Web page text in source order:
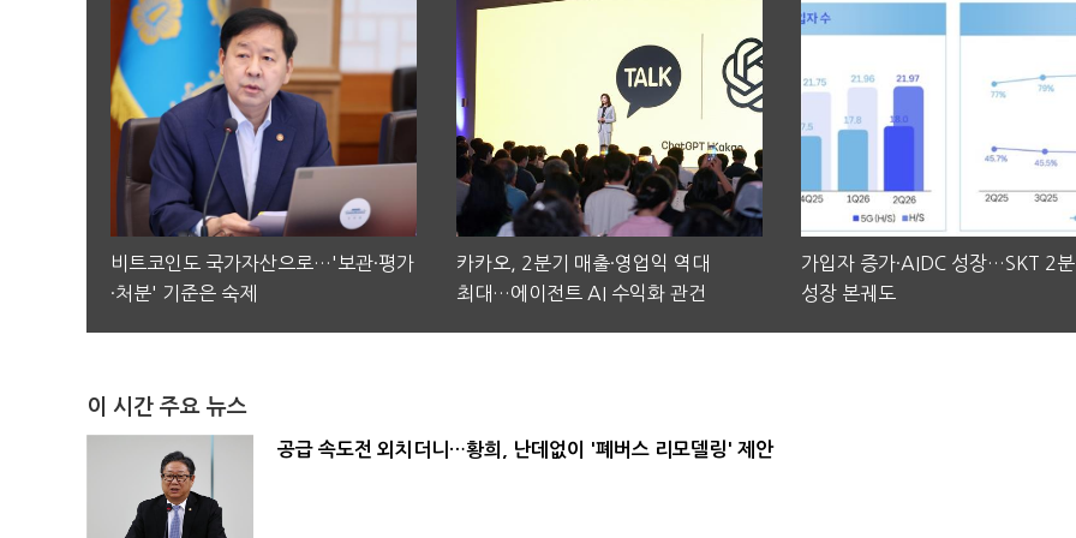
비트코인도 국가자산으로…'보관·평가
·처분' 기준은 숙제
카카오, 2분기 매출·영업익 역대
최대…에이전트 AI 수익화 관건
가입자 증가·AIDC 성장…SKT 2
성장 본궤도
이 시간 주요 뉴스
공급 속도전 외치더니…황희, 난데없이 '폐버스 리모델링' 제안